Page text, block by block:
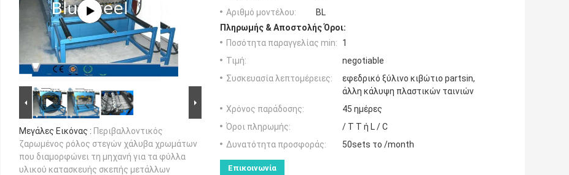
Μεγάλες Εικόνας : Περιβαλλοντικός
ζαρωμένος ρόλος στεγών χάλυβα χρωμάτων
που διαμορφώνει τη μηχανή για τα φύλλα
υλικού κατασκευής σκεπής μετάλλων
Αριθμό μοντέλου:
BL
Πληρωμής & Αποστολής Όροι:
Ποσότητα παραγγελίας min:
1
Τιμή:
negotiable
Συσκευασία λεπτομέρειες:
εφεδρικό ξύλινο κιβώτιο partsin,
άλλη κάλυψη πλαστικών ταινιών
Χρόνος παράδοσης:
45 ημέρες
Όροι πληρωμής:
/ T T ή L / C
Δυνατότητα προσφοράς:
50sets το /month
Επικοινωνία